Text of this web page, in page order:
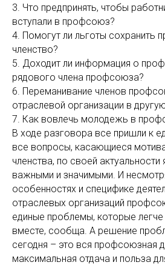
3. Что предпринять, чтобы
вступали в профсоюз?
4. Помогут ли льготы сохранить
членство?
5. Доходит ли информация о
рядового члена профсоюза?
6. Переманивание членов
отраслевой организации в
7. Как вовлечь молодежь в
В ходе разговора все пришли к
все вопросы, касающиеся
членства, по своей актуальности
важными и значимыми. И
особенностях и специфике
отраслевых организаций
единые проблемы, которые
вместе, сообща. А решение
сегодня – это вся профсоюзная
максимальная отдача и польза